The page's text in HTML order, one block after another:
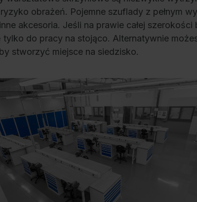
obrażeń. Pojemne szuflady z pełnym
akcesoria. Jeśli na prawie całej
do pracy na stojąco. Alternatywnie
stworzyć miejsce na siedzisko.